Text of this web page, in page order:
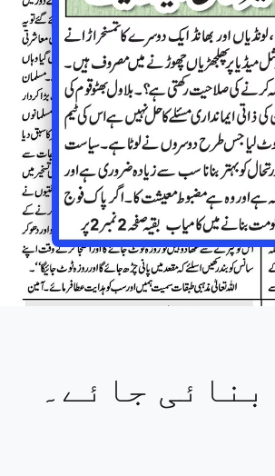
جائے۔